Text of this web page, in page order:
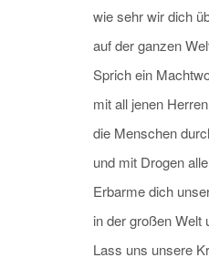
wie sehr wir dich
auf der ganzen
Sprich ein
mit all jenen
die Menschen
und mit Drogen
Erbarme dich
in der großen Welt
Lass uns unsere